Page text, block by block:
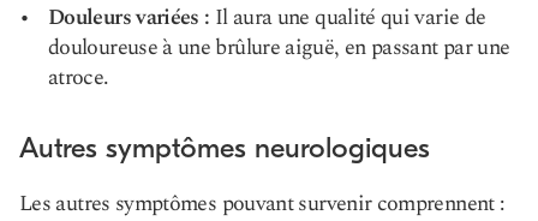
Douleurs variées : Il aura une qualité qui varie de
douloureuse à une brûlure aiguë, en passant par une
atroce.
Autres symptômes neurologiques
Les autres symptômes pouvant survenir comprennent :